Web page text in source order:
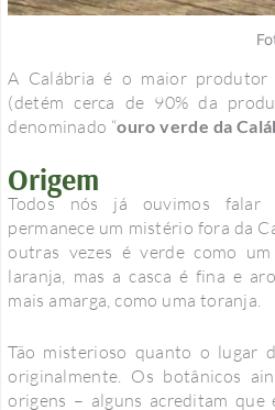
A Calábria é o maior produtor
(detém cerca de 90% da
denominado “ouro verde da
Origem
Todos nós já ouvimos falar
permanece um mistério fora da
outras vezes é verde como
laranja, mas a casca é fina e
mais amarga, como uma toranja.
Tão misterioso quanto o lugar
originalmente. Os botânicos
origens – alguns acreditam